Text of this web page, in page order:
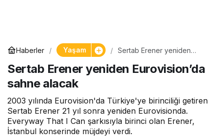
Haberler Yaşam
Sertab Erener yeniden
Sertab Erener yeniden Eurovision’da
sahne alacak
2003 yılında Eurovision'da Türkiye'ye birinciliği getiren
Sertab Erener 21 yıl sonra yeniden Eurovisionda.
Everyway That I Can şarkısıyla birinci olan Erener,
İstanbul konserinde müjdeyi verdi.